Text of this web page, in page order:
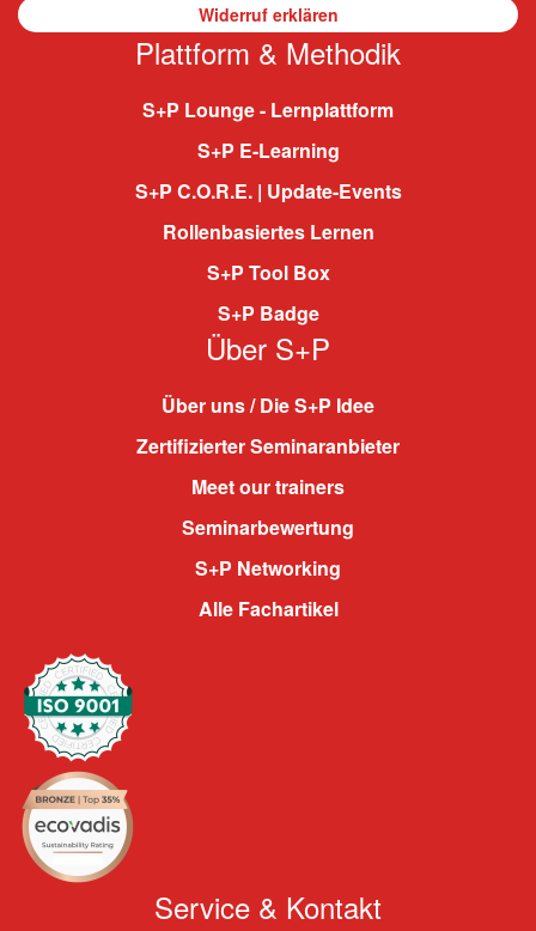
Widerruf erklären
Plattform & Methodik
S+P Lounge - Lernplattform
S+P E-Learning
S+P C.O.R.E. | Update-Events
Rollenbasiertes Lernen
S+P Tool Box
S+P Badge
Über S+P
Über uns / Die S+P Idee
Zertifizierter Seminaranbieter
Meet our trainers
Seminarbewertung
S+P Networking
Alle Fachartikel
Service & Kontakt